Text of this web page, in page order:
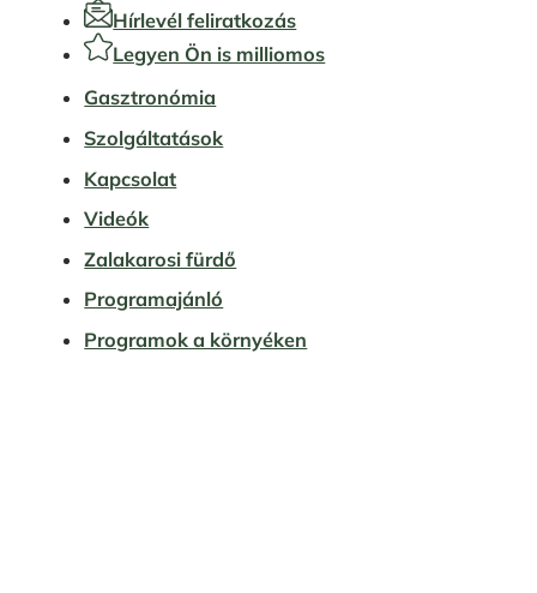
Hírlevél feliratkozás
Legyen Ön is milliomos
Gasztronómia
Szolgáltatások
Kapcsolat
Videók
Zalakarosi fürdő
Programajánló
Programok a környéken